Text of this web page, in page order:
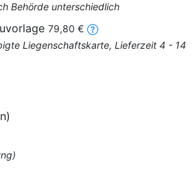
Behörde unterschiedlich
79,80 €
Liegenschaftskarte, Lieferzeit 4 - 14